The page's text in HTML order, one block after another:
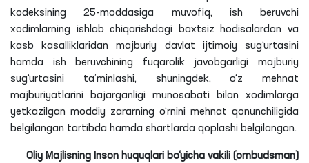
kodeksining 25-moddasiga muvofiq, ish beruvchi
xodimlarning ishlab chiqarishdagi baxtsiz hodisalardan va
kasb kasalliklaridan majburiy davlat ijtimoiy sug‘urtasini
hamda ish beruvchining fuqarolik javobgarligi majburiy
sug‘urtasini ta’minlashi, shuningdek, o‘z mehnat
majburiyatlarini bajarganligi munosabati bilan xodimlarga
yetkazilgan moddiy zararning o‘rnini mehnat qonunchiligida
belgilangan tartibda hamda shartlarda qoplashi belgilangan.
Oliy Majlisning Inson huquqlari bo‘yicha vakili (ombudsman)